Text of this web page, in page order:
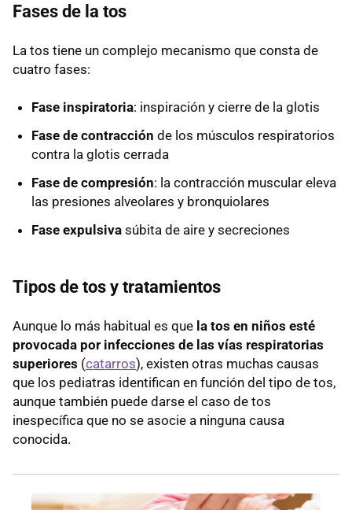
Fases de la tos
La tos tiene un complejo mecanismo que consta de
cuatro fases:
Fase inspiratoria: inspiración y cierre de la glotis
Fase de contracción de los músculos respiratorios
contra la glotis cerrada
Fase de compresión: la contracción muscular eleva
las presiones alveolares y bronquiolares
Fase expulsiva súbita de aire y secreciones
Tipos de tos y tratamientos
Aunque lo más habitual es que la tos en niños esté
provocada por infecciones de las vías respiratorias
superiores (catarros), existen otras muchas causas
que los pediatras identifican en función del tipo de tos,
aunque también puede darse el caso de tos
inespecífica que no se asocie a ninguna causa
conocida.